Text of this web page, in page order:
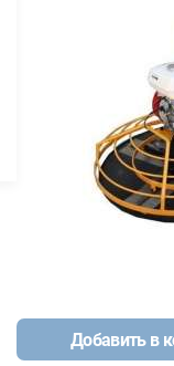
Добавить в